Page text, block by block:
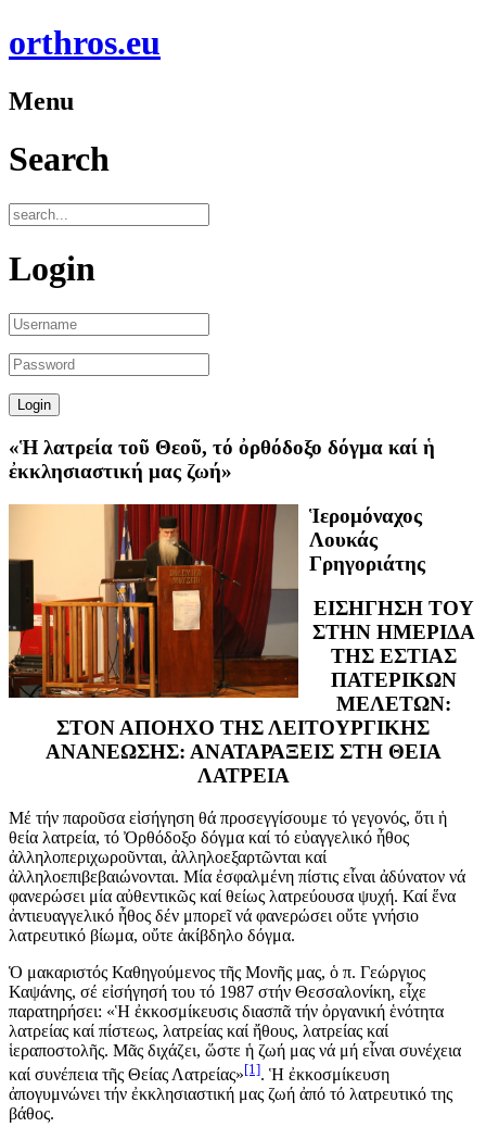
orthros.eu
Menu
Search
Login
«Ἡ λατρεία τοῦ Θεοῦ, τό ὀρθόδοξο δόγμα καί ἡ
ἐκκλησιαστική μας ζωή»
Ἱερομόναχος
Λουκάς
Γρηγοριάτης
ΕΙΣΗΓΗΣΗ ΤΟΥ
ΣΤΗΝ ΗΜΕΡΙΔΑ
ΤΗΣ ΕΣΤΙΑΣ
ΠΑΤΕΡΙΚΩΝ
ΜΕΛΕΤΩΝ:
ΣΤΟΝ ΑΠΟΗΧΟ ΤΗΣ ΛΕΙΤΟΥΡΓΙΚΗΣ
ΑΝΑΝΕΩΣΗΣ: ΑΝΑΤΑΡΑΞΕΙΣ ΣΤΗ ΘΕΙΑ
ΛΑΤΡΕΙΑ
Μέ τήν παροῦσα εἰσήγηση θά προσεγγίσουμε τό γεγονός, ὅτι ἡ
θεία λατρεία, τό Ὀρθόδοξο δόγμα καί τό εὐαγγελικό ἦθος
ἀλληλοπεριχωροῦνται, ἀλληλοεξαρτῶνται καί
ἀλληλοεπιβεβαιώνονται. Μία ἐσφαλμένη πίστις εἶναι ἀδύνατον νά
φανερώσει μία αὐθεντικῶς καί θείως λατρεύουσα ψυχή. Καί ἕνα
ἀντιευαγγελικό ἦθος δέν μπορεῖ νά φανερώσει οὔτε γνήσιο
λατρευτικό βίωμα, οὔτε ἀκίβδηλο δόγμα.
Ὁ μακαριστός Καθηγούμενος τῆς Μονῆς μας, ὁ π. Γεώργιος
Καψάνης, σέ εἰσήγησή του τό 1987 στήν Θεσσαλονίκη, εἶχε
παρατηρήσει: «Ἡ ἐκκοσμίκευσις διασπᾶ τήν ὀργανική ἑνότητα
λατρείας καί πίστεως, λατρείας καί ἤθους, λατρείας καί
ἱεραποστολῆς. Μᾶς διχάζει, ὥστε ἡ ζωή μας νά μή εἶναι συνέχεια
καί συνέπεια τῆς Θείας Λατρείας»[1]. Ἡ ἐκκοσμίκευση
ἀπογυμνώνει τήν ἐκκλησιαστική μας ζωή ἀπό τό λατρευτικό της
βάθος.